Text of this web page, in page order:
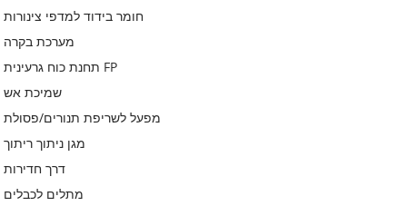
חומר בידוד למדפי צינורות
מערכת בקרה
תחנת כוח גרעינית FP
שמיכת אש
מפעל לשריפת תנורים/פסולת
מגן ניתוך ריתוך
דרך חדירות
מתלים לכבלים